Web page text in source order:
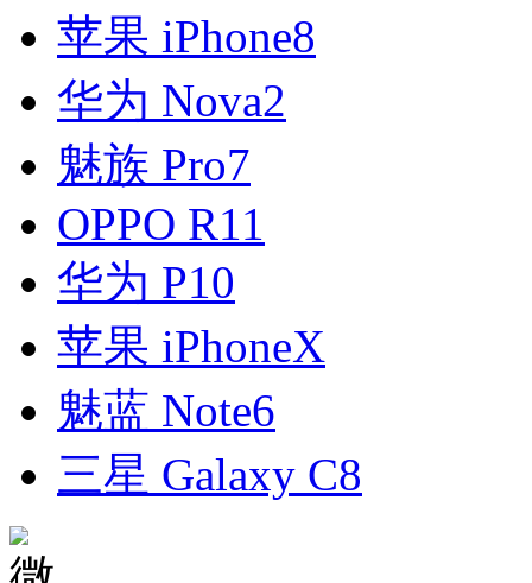
苹果 iPhone8
华为 Nova2
魅族 Pro7
OPPO R11
华为 P10
苹果 iPhoneX
魅蓝 Note6
三星 Galaxy C8